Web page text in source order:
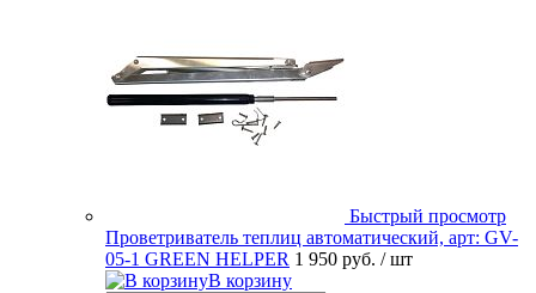
Быстрый просмотр
Проветриватель теплиц автоматический, арт: GV-
05-1 GREEN HELPER 1 950 руб. / шт
В корзину